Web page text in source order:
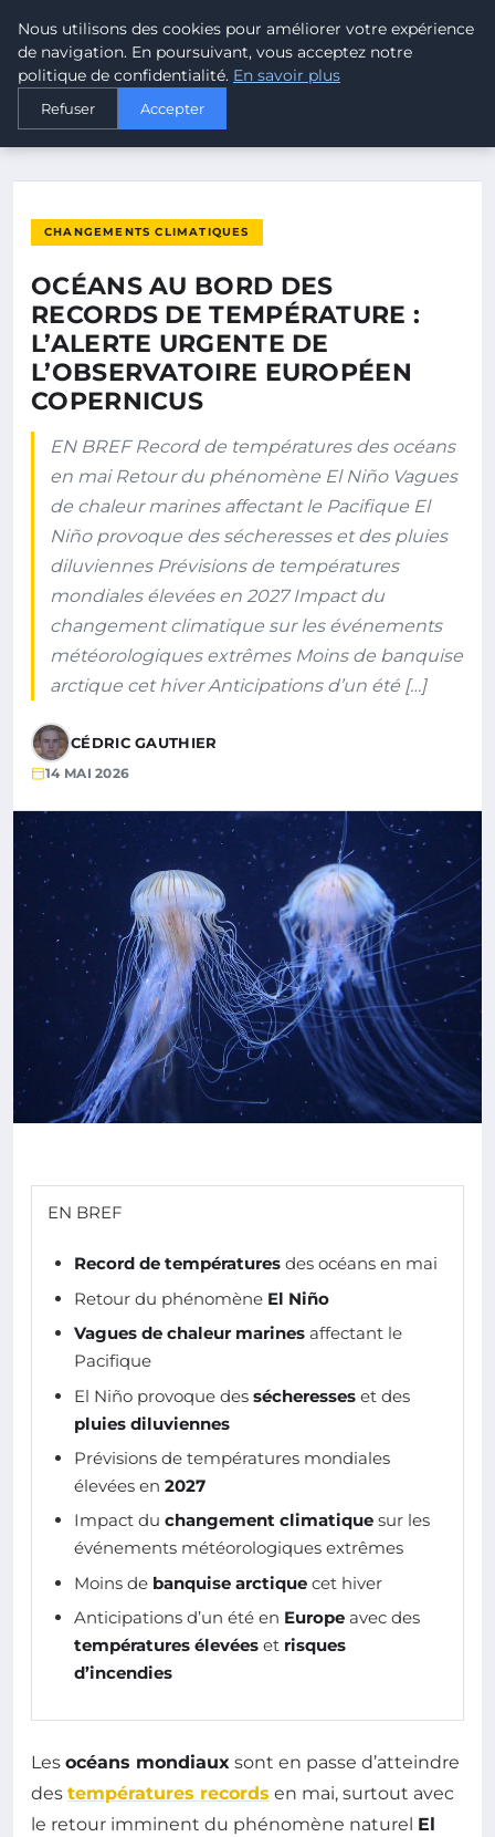
MALTA CLIMATE
ACCUEIL
OCÉANS AU BORD DES RECORDS DE TEMPÉRATURE : L’ALERTE…
CHANGEMENTS CLIMATIQUES
OCÉANS AU BORD DES
RECORDS DE TEMPÉRATURE :
L’ALERTE URGENTE DE
L’OBSERVATOIRE EUROPÉEN
COPERNICUS
EN BREF Record de températures des océans
en mai Retour du phénomène El Niño Vagues
de chaleur marines affectant le Pacifique El
Niño provoque des sécheresses et des pluies
diluviennes Prévisions de températures
mondiales élevées en 2027 Impact du
changement climatique sur les événements
météorologiques extrêmes Moins de banquise
arctique cet hiver Anticipations d’un été […]
CÉDRIC GAUTHIER
14 MAI 2026
EN BREF
Record de températures des océans en mai
Retour du phénomène El Niño
Vagues de chaleur marines affectant le
Pacifique
El Niño provoque des sécheresses et des
pluies diluviennes
Prévisions de températures mondiales
élevées en 2027
Impact du changement climatique sur les
événements météorologiques extrêmes
Moins de banquise arctique cet hiver
Anticipations d’un été en Europe avec des
températures élevées et risques
d’incendies
Les océans mondiaux sont en passe d’atteindre
des températures records en mai, surtout avec
le retour imminent du phénomène naturel El
Nous utilisons des cookies pour améliorer votre expérience
de navigation. En poursuivant, vous acceptez notre
politique de confidentialité. En savoir plus
Refuser Accepter